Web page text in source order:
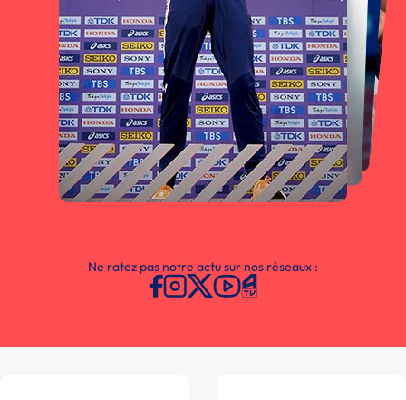
Ne ratez pas notre actu sur nos réseaux :